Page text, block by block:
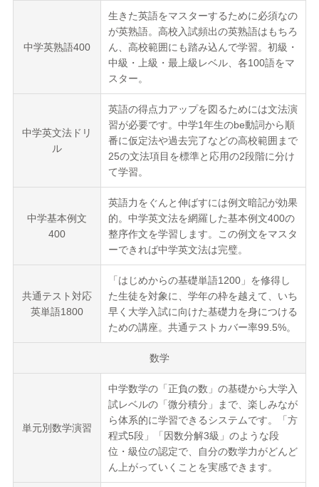
中学英熟語400
生きた英語をマスターするために必須なの
が英熟語。高校入試頻出の英熟語はもちろ
ん、高校範囲にも踏み込んで学習。初級・
中級・上級・最上級レベル、各100語をマ
スター。
中学英文法ドリ
ル
英語の得点力アップを図るためには文法演
習が必要です。中学1年生のbe動詞から順
番に仮定法や過去完了などの高校範囲まで
25の文法項目を標準と応用の2段階に分け
て学習。
中学基本例文
400
英語力をぐんと伸ばすには例文暗記が効果
的。中学英文法を網羅した基本例文400の
整序作文を学習します。この例文をマスタ
ーできれば中学英文法は完璧。
共通テスト対応
英単語1800
「はじめからの基礎単語1200」を修得し
た生徒を対象に、学年の枠を越えて、いち
早く大学入試に向けた基礎力を身につける
ための講座。共通テストカバー率99.5%。
数学
単元別数学演習
中学数学の「正負の数」の基礎から大学入
試レベルの「微分積分」まで、楽しみなが
ら体系的に学習できるシステムです。「方
程式5段」「因数分解3級」のような段
位・級位の認定で、自分の数学力がどんど
ん上がっていくことを実感できます。